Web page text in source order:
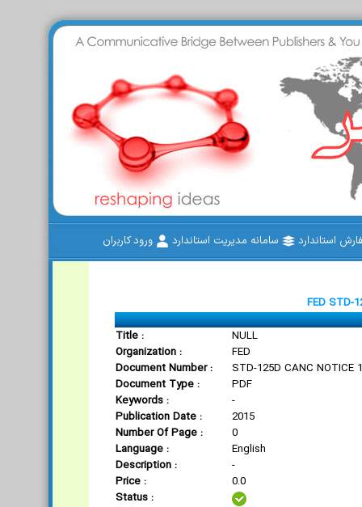
استاندارد سامانه مدیریت استاندارد ورود کاربران
FED STD-
Title :
NULL
Organization :
FED
Document Number :
STD-125D CANC NOTICE 1
Document Type :
PDF
Keywords :
-
Publication Date :
2015
Number Of Page :
0
Language :
English
Description :
-
Price :
0.0
Status :